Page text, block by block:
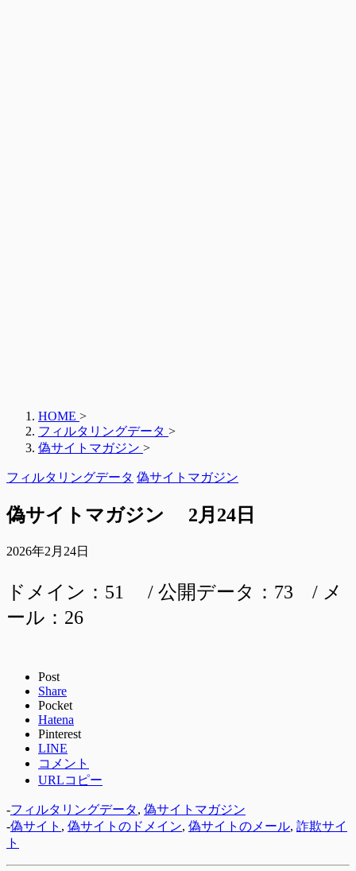
HOME >
フィルタリングデータ >
偽サイトマガジン >
フィルタリングデータ 偽サイトマガジン
偽サイトマガジン 2月24日
2026年2月24日
ドメイン：51 / 公開データ：73 / メ
ール：26
Post
Share
Pocket
Hatena
Pinterest
LINE
コメント
URLコピー
-フィルタリングデータ, 偽サイトマガジン
-偽サイト , 偽サイトのドメイン, 偽サイトのメール, 詐欺サイ
ト